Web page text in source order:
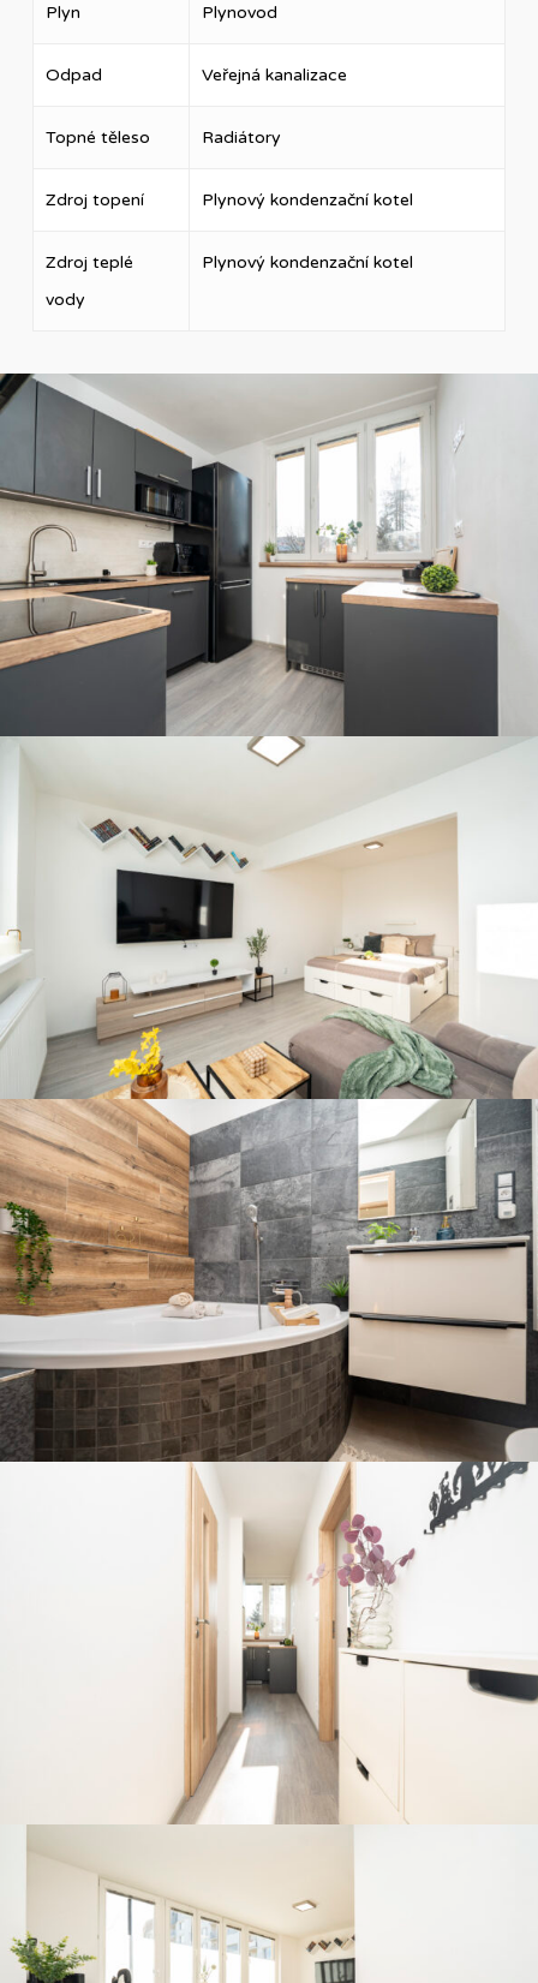
Plyn Plynovod
Odpad Veřejná kanalizace
Topné těleso Radiátory
Zdroj topení Plynový kondenzační kotel
Zdroj teplé
vody
Plynový kondenzační kotel